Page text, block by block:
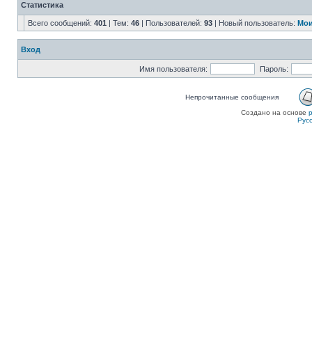
Статистика
Всего сообщений: 401 | Тем: 46 | Пользователей: 93 | Новый пользователь:
Вход
Имя пользователя: Пароль:
Непрочитанные сообщения
Создано на основе